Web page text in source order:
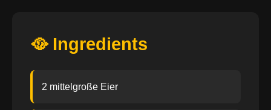
🥘 Ingredients
2 mittelgroße Eier